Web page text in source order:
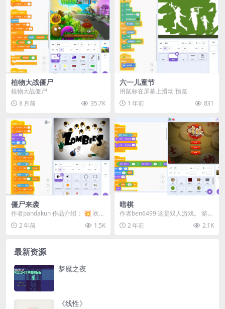
植物大战僵尸
植物大战僵尸
8 月前
35.7K
六一儿童节
用鼠标在屏幕上滑动 预览
1 年前
831
僵尸来袭
作者pandakun 作品介绍： 💥 欢迎
来到《僵尸来袭》！ 这是一款充满
动作与...
2 年前 1.5K
暗棋
作者ben6499 这是双人游戏。 游戏
说明在作品里，请仔细阅读游戏说
明。 演示
2 年前 2.1K
最新资源
梦魇之夜
《线性》